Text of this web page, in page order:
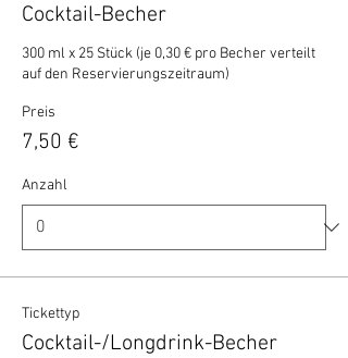
Cocktail-Becher
300 ml x 25 Stück (je 0,30 € pro Becher verteilt
auf den Reservierungszeitraum)
Preis
7,50 €
Anzahl
Tickettyp
Cocktail-/Longdrink-Becher